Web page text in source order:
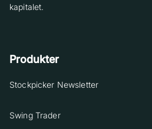
kapitalet.
Produkter
Stockpicker Newsletter
Swing Trader